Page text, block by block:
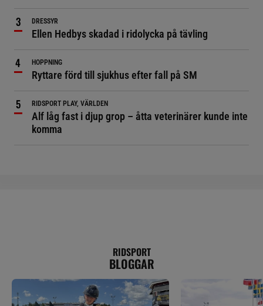
DRESSYR
Ellen Hedbys skadad i ridolycka på tävling
HOPPNING
Ryttare förd till sjukhus efter fall på SM
RIDSPORT PLAY, VÄRLDEN
Alf låg fast i djup grop – åtta veterinärer kunde inte
komma
RIDSPORT
BLOGGAR